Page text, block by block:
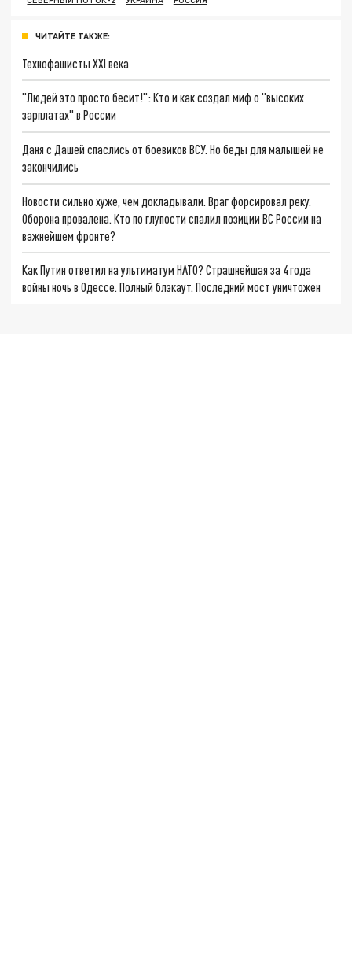
ЧИТАЙТЕ ТАКЖЕ:
Технофашисты XXI века
"Людей это просто бесит!": Кто и как создал миф о "высоких
зарплатах" в России
Даня с Дашей спаслись от боевиков ВСУ. Но беды для малышей не
закончились
Новости сильно хуже, чем докладывали. Враг форсировал реку.
Оборона провалена. Кто по глупости спалил позиции ВС России на
важнейшем фронте?
Как Путин ответил на ультиматум НАТО? Страшнейшая за 4 года
войны ночь в Одессе. Полный блэкаут. Последний мост уничтожен